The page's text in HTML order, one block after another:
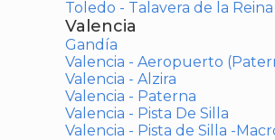
Toledo - Talavera de la Reina
Valencia
Gandía
Valencia - Aeropuerto
Valencia - Alzira
Valencia - Paterna
Valencia - Pista De Silla
Valencia - Pista de Silla -